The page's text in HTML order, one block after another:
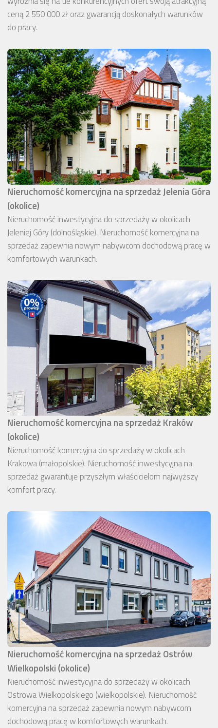
ceną 2 550 000 zł oraz gwarancją doskonałych warunków
do pracy.
Nieruchomość komercyjna na sprzedaż Jelenia Góra
(okolice)
Nieruchomość inwestycyjna do sprzedaży w okolicach
Jeleniej Góry (dolnośląskie). Nieruchomość komercyjna na
sprzedaż zapewnia nowym nabywcom dochodową pracę w
komfortowych warunkach.
Nieruchomość komercyjna na sprzedaż Kraków
(okolice)
Nieruchomość komercyjna do sprzedaży w okolicach
Krakowa (małopolskie). Nieruchomość inwestycyjna na
sprzedaż gwarantuje przyszłym właścicielom najwyższy
komfort pracy.
Nieruchomość komercyjna na sprzedaż Ostrów
Wielkopolski (okolice)
Nieruchomość inwestycyjna do sprzedaży w okolicach
Ostrowa Wielkopolskiego (wielkopolskie). Nieruchomość
komercyjna na sprzedaż zapewnia nowym nabywcom
dochodową pracę w komfortowych warunkach.